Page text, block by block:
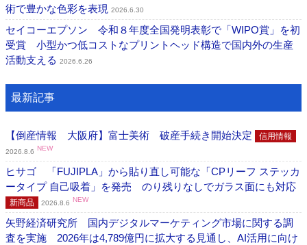
術で豊かな色彩を表現 2026.6.30
セイコーエプソン 令和８年度全国発明表彰で「WIPO賞」を初
受賞 小型かつ低コストなプリントヘッド構造で国内外の生産
活動支える 2026.6.26
最新記事
【倒産情報 大阪府】富士美術 破産手続き開始決定 信用情報
2026.8.6 NEW
ヒサゴ 「FUJIPLA」から貼り直し可能な「CPリーフ ステッカ
ータイプ 自己吸着」を発売 のり残りなしでガラス面にも対応
新商品 2026.8.6 NEW
矢野経済研究所 国内デジタルマーケティング市場に関する調
査を実施 2026年は4,789億円に拡大する見通し、AI活用に向け